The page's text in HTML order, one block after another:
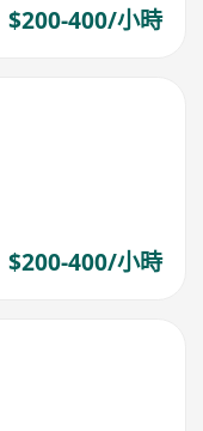
$200-400/小時
$200-400/小時